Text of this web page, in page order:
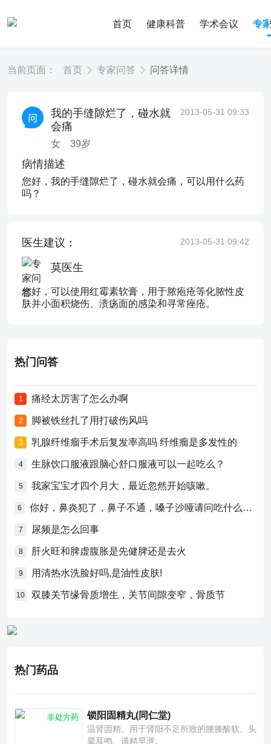
首页 健康科普 学术会议 专
当前页面： 首页 专家问答 问答详情
我的手缝隙烂了，碰水就
会痛
女 39岁
2013-05-31 09:33
病情描述
您好，我的手缝隙烂了，碰水就会痛，可以用什么药
吗？
医生建议： 2013-05-31 09:42
莫医生
您好，可以使用红霉素软膏，用于脓疱疮等化脓性皮
肤并小面积烧伤、溃疡面的感染和寻常痤疮。
热门问答
1 痛经太厉害了怎么办啊
2 脚被铁丝扎了用打破伤风吗
3 乳腺纤维瘤手术后复发率高吗 纤维瘤是多发性的
4 生脉饮口服液跟脑心舒口服液可以一起吃么？
5 我家宝宝才四个月大，最近忽然开始咳嗽。
6 你好，鼻炎犯了，鼻子不通，嗓子沙哑请问吃什么药比较好？
7 尿频是怎么回事
8 肝火旺和脾虚腹胀是先健脾还是去火
9 用清热水洗脸好吗,是油性皮肤!
10 双膝关节缘骨质增生，关节间隙变窄，骨质节
热门药品
非处方药 锁阳固精丸(同仁堂)
温肾固精。用于肾阳不足所致的腰膝酸软、头
晕耳鸣、遗精早泄。